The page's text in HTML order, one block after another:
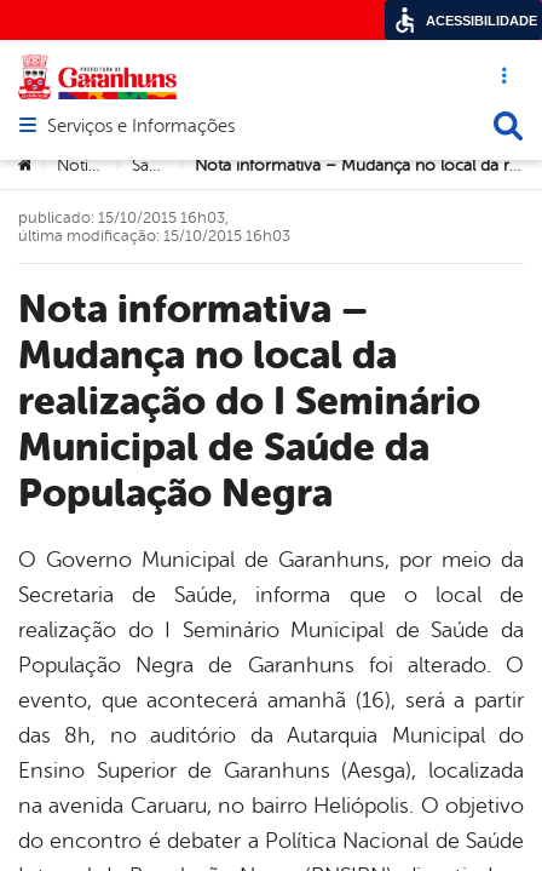
Acesso
Abrir menu principal de navegação
Serviços e Informações
Você está aqui:
> Notícias > Saúde > Nota informativa – Mudança no local da realização do I Seminário Municipal de Saúde da População Negra
Nota informativa –
Mudança no local da
realização do I Seminário
Municipal de Saúde da
População Negra
publicado: 15/10/2015 16h03,
última modificação: 15/10/2015 16h03
O Governo Municipal de Garanhuns, por meio da
Secretaria de Saúde, informa que o local de
realização do I Seminário Municipal de Saúde da
População Negra de Garanhuns foi alterado. O
evento, que acontecerá amanhã (16), será a partir
das 8h, no auditório da Autarquia Municipal do
Ensino Superior de Garanhuns (Aesga), localizada
na avenida Caruaru, no bairro Heliópolis. O objetivo
do encontro é debater a Política Nacional de Saúde
ACESSIBILIDADE